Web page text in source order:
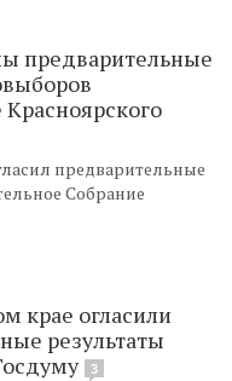
предварительные
Красноярского
предварительные
Собрание
крае огласили
результаты
3